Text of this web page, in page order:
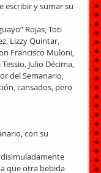
escribir y sumar su
Rojas, Toti
Lizzy Quintar,
Francisco Muloni,
Julio Décima,
del Semanario,
cansados, pero
con su
disimuladamente
que otra bebida